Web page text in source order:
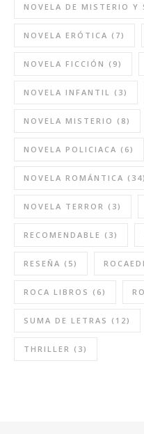
NOVELA DE MISTERIO Y
NOVELA ERÓTICA (7)
NOVELA FICCIÓN (9)
NOVELA INFANTIL (3)
NOVELA MISTERIO (8)
NOVELA POLICIACA (6)
NOVELA ROMÁNTICA (34)
NOVELA TERROR (3)
RECOMENDABLE (3)
RESEÑA (5)
ROCA LIBROS (6)
SUMA DE LETRAS (12)
THRILLER (3)